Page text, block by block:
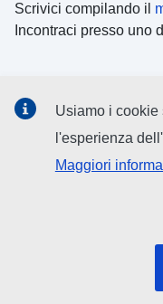
Scrivici compilando il
Incontraci presso uno
Cerca icanali social
Usiamo i cookie
l'esperienza
Maggiori